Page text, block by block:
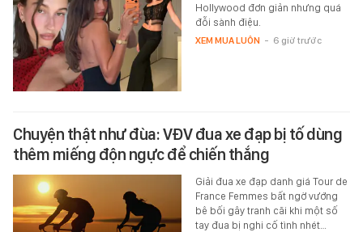
Hollywood đơn giản nhưng quá
đỗi sành điệu.
XEM MUA LUÔN - 6 giờ trước
Chuyện thật như đùa: VĐV đua xe đạp bị tố dùng
thêm miếng độn ngực để chiến thắng
Giải đua xe đạp danh giá Tour de
France Femmes bất ngờ vướng
bê bối gây tranh cãi khi một số
tay đua bị nghi cố tình nhét…